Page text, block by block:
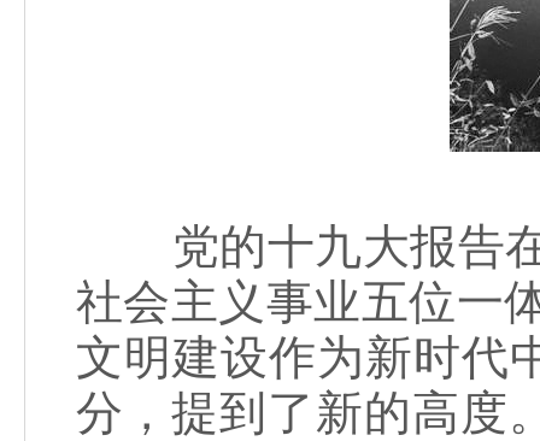
党的十九大报告在
社会主义事业五位一
文明建设作为新时代
分，提到了新的高度